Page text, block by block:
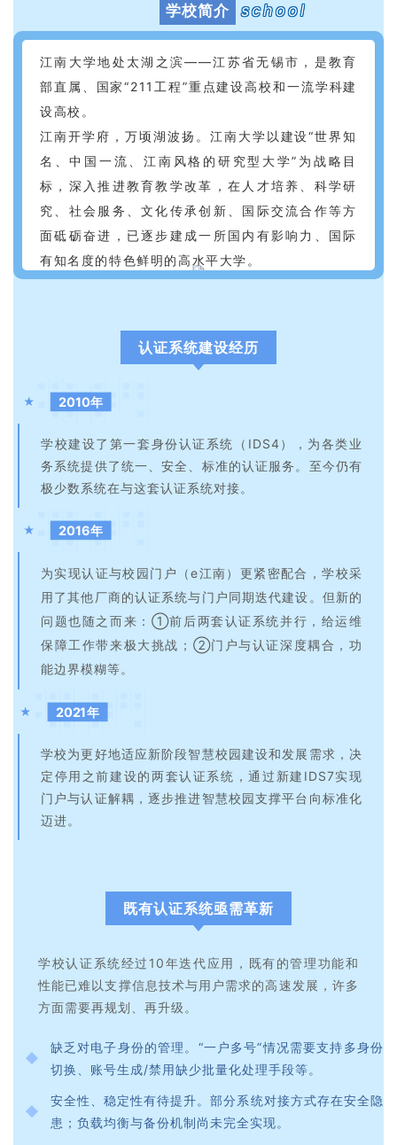
学校简介 school
江南大学地处太湖之滨——江苏省无锡市，是教育
部直属、国家“211工程”重点建设高校和一流学科建
设高校。
江南开学府，万顷湖波扬。江南大学以建设“世界知
名、中国一流、江南风格的研究型大学”为战略目
标，深入推进教育教学改革，在人才培养、科学研
究、社会服务、文化传承创新、国际交流合作等方
面砥砺奋进，已逐步建成一所国内有影响力、国际
有知名度的特色鲜明的高水平大学。
认证系统建设经历
★ 2010年
学校建设了第一套身份认证系统（IDS4），为各类业
务系统提供了统一、安全、标准的认证服务。至今仍有
极少数系统在与这套认证系统对接。
★ 2016年
为实现认证与校园门户（e江南）更紧密配合，学校采
用了其他厂商的认证系统与门户同期迭代建设。但新的
问题也随之而来：①前后两套认证系统并行，给运维
保障工作带来极大挑战；②门户与认证深度耦合，功
能边界模糊等。
★ 2021年
学校为更好地适应新阶段智慧校园建设和发展需求，决
定停用之前建设的两套认证系统，通过新建IDS7实现
门户与认证解耦，逐步推进智慧校园支撑平台向标准化
迈进。
既有认证系统亟需革新
学校认证系统经过10年迭代应用，既有的管理功能和
性能已难以支撑信息技术与用户需求的高速发展，许多
方面需要再规划、再升级。
缺乏对电子身份的管理。“一户多号”情况需要支持多身份
切换、账号生成/禁用缺少批量化处理手段等。
安全性、稳定性有待提升。部分系统对接方式存在安全隐
患；负载均衡与备份机制尚未完全实现。